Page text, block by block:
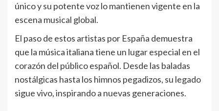
único y su potente voz lo mantienen vigente en la
escena musical global.
El paso de estos artistas por España demuestra
que la música italiana tiene un lugar especial en el
corazón del público español. Desde las baladas
nostálgicas hasta los himnos pegadizos, su legado
sigue vivo, inspirando a nuevas generaciones.